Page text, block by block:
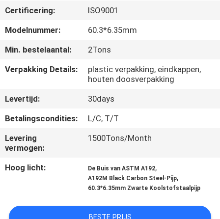
FABRIEKSREIS
CONTACTEER
VERZOEK
OM
EEN
CITAAT
Certificering:
ISO9001
Modelnummer:
60.3*6.35mm
Min. bestelaantal:
2Tons
Verpakking Details:
plastic verpakking, eindkappen,
houten doosverpakking
Levertijd:
30days
Betalingscondities:
L/C, T/T
Levering
vermogen:
1500Tons/Month
Hoog licht: De Buis van ASTM A192,
A192M Black Carbon Steel-Pijp,
60.3*6.35mm Zwarte Koolstofstaalpijp
BESTE PRIJS